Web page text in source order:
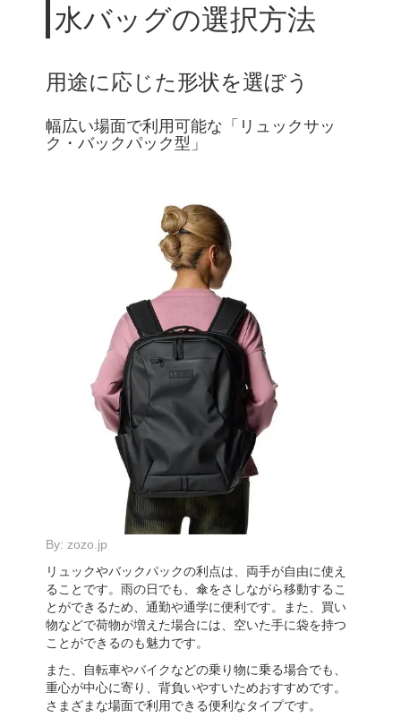
水バッグの選択方法
用途に応じた形状を選ぼう
幅広い場面で利用可能な「リュックサッ
ク・バックパック型」
By: zozo.jp
リュックやバックパックの利点は、両手が自由に使え
ることです。雨の日でも、傘をさしながら移動するこ
とができるため、通勤や通学に便利です。また、買い
物などで荷物が増えた場合には、空いた手に袋を持つ
ことができるのも魅力です。
また、自転車やバイクなどの乗り物に乗る場合でも、
重心が中心に寄り、背負いやすいためおすすめです。
さまざまな場面で利用できる便利なタイプです。